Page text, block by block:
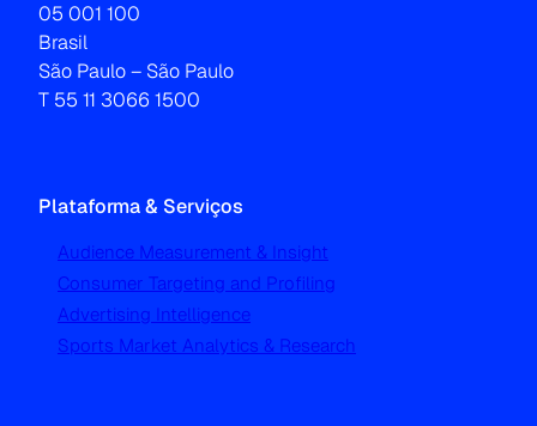
05 001 100
Brasil
São Paulo – São Paulo
T 55 11 3066 1500
Plataforma & Serviços
Audience Measurement & Insight
Consumer Targeting and Profiling
Advertising Intelligence
Sports Market Analytics & Research